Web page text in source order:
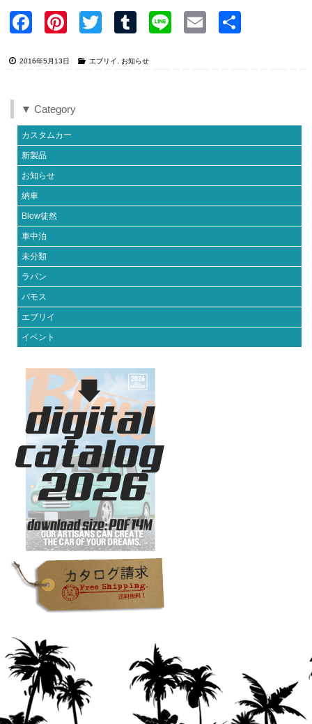
Faceb Pinter Twitter Tumblr Line Email
2016年5月13日 エブリイ ,お知らせ
▼ Category
カスタムカー
新製品
お知らせ
納車
Blow徒然
車中泊
未分類
ラパン
バモス
エブリイ
イベント